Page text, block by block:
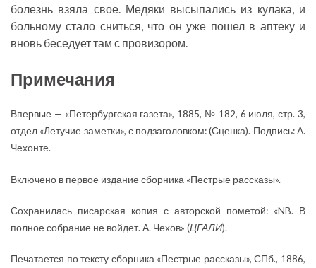
болезнь взяла свое. Медяки высыпались из кулака, и
больному стало сниться, что он уже пошел в аптеку и
вновь беседует там с провизором.
Примечания
Впервые — «Петербургская газета», 1885, № 182, 6 июля, стр. 3,
отдел «Летучие заметки», с подзаголовком: (Сценка). Подпись: А.
Чехонте.
Включено в первое издание сборника «Пестрые рассказы».
Сохранилась писарская копия с авторской пометой: «NB. В
полное собрание не войдет. А. Чехов» (ЦГАЛИ).
Печатается по тексту сборника «Пестрые рассказы», СПб., 1886,